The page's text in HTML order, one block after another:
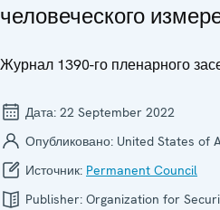
человеческого
Журнал 1390-го пленарного
Дата: 22 September 2022
Опубликовано: United States of
Источник: Permanent Council
Publisher: Organization for